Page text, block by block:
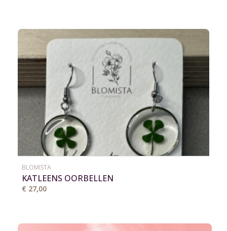
BLOMISTA
KATLEENS OORBELLEN
€ 27,00